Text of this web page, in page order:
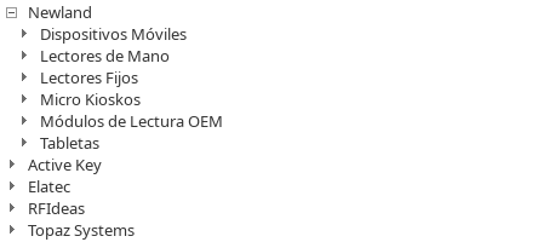
Newland
Dispositivos Móviles
Lectores de Mano
Lectores Fijos
Micro Kioskos
Módulos de Lectura OEM
Tabletas
Active Key
Elatec
RFIdeas
Topaz Systems